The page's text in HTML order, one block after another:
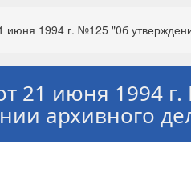
июня 1994 г. №125 "0б
21 июня 1994
архивного